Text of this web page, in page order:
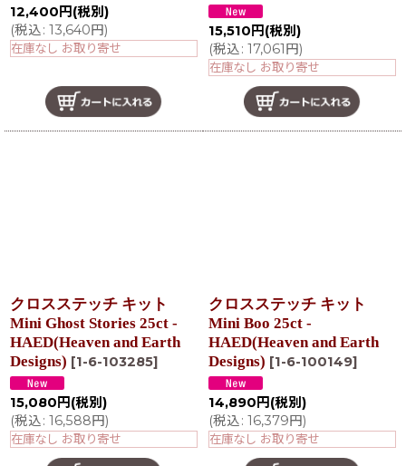
12,400 円 (税別)
(税込: 13,640円)
在庫なし お取り寄せ
15,510 円 (税別)
(税込: 17,061円)
在庫なし お取り寄せ
クロスステッチ キット
Mini Ghost Stories 25ct -
HAED(Heaven and Earth
Designs) [1-6-103285]
15,080 円 (税別)
(税込: 16,588円)
在庫なし お取り寄せ
クロスステッチ キット
Mini Boo 25ct -
HAED(Heaven and Earth
Designs) [1-6-100149]
14,890 円 (税別)
(税込: 16,379円)
在庫なし お取り寄せ